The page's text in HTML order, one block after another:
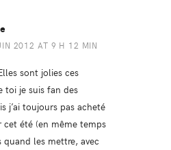
2012 AT 9 H 12 MIN
sont jolies ces
toi je suis fan des
j’ai toujours pas acheté
cet été (en même temps
les mettre, avec